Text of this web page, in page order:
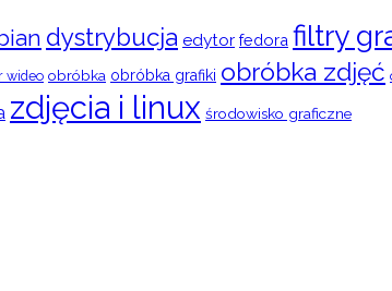
dystrybucja edytor fedora filtry
wideo obróbka obróbka grafiki obróbka zdjęć
zdjęcia i linux środowisko graficzne